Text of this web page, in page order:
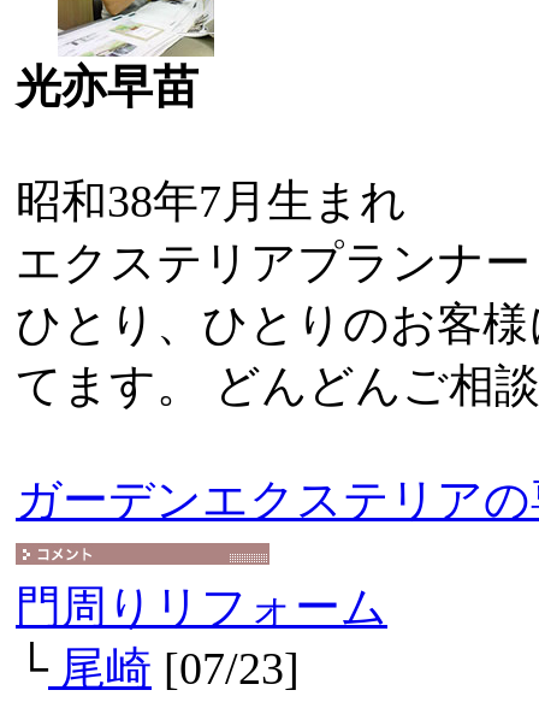
光亦早苗
昭和38年7月生まれ
エクステリアプランナー
ひとり、ひとりのお客
てます。 どんどんご相
ガーデンエクステリア
門周りリフォーム
└尾崎 [07/23]